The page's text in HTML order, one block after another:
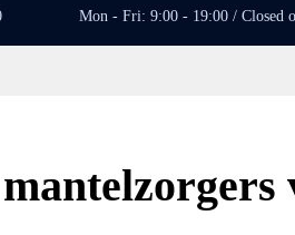
Mon - Fri: 9:00 - 19:00 / Closed